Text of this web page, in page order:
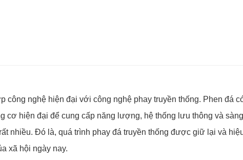
công nghệ hiện đại với công nghệ phay truyền thống. Phen đá
cơ hiện đại để cung cấp năng lượng, hệ thống lưu thông và
nhiều. Đó là, quá trình phay đá truyền thống được giữ lại và
xã hội ngày nay.